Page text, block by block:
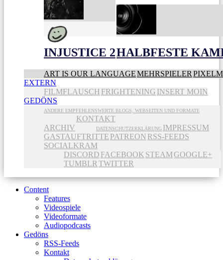
INJUSTICE 2HALBFESTE
ART IS OUR LANGUAGEMEHRSPIELER
EXTERN
FILMFLAUSCH FRIGHTENING INSERT MOIN
GEDÖNS
ANDERE EMPFEHLENSWERTE BLOGS, WEBSEITEN UND FORMATE
ARCHIV
KONTAKT
DATENSCHUTZERKLÄRUNG IMPRESSUM
GASTAUFTRITTE PATREON RSS-FEEDS
SOCIALKRAM
DISCORD FACEBOOK STEAMGOOGLE+
TUMBLR TWITTER
Content
Features
Videospiele
Videoformate
Audiopodcasts
Gedöns
RSS-Feeds
Kontakt